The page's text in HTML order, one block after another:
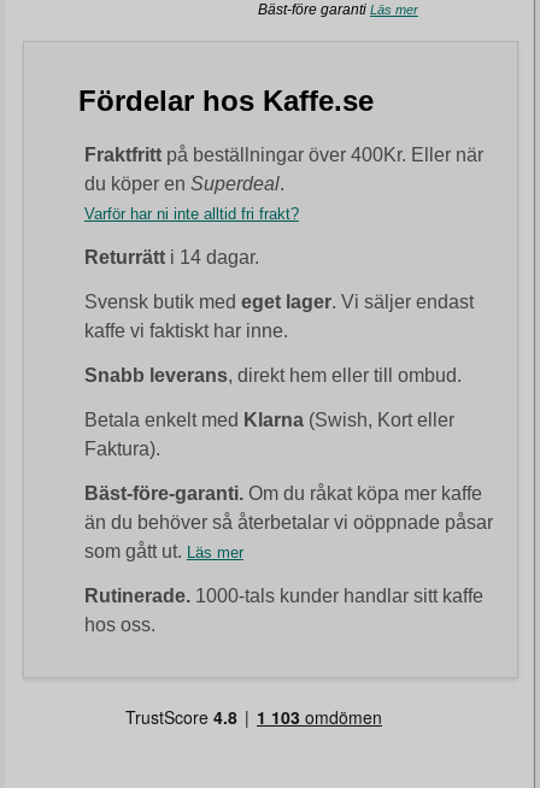
Bäst-före garanti Läs mer
Fördelar hos Kaffe.se
Fraktfrittpå beställningar över 400Kr. Eller när
du köper en Superdeal.
Varför har ni inte alltid fri frakt?
Returrätti 14 dagar.
Svensk butik med eget lager. Vi säljer endast
kaffe vi faktiskt har inne.
Snabb leverans, direkt hem eller till ombud.
Betala enkelt med Klarna(Swish, Kort eller
Faktura).
Bäst-före-garanti.Om du råkat köpa mer kaffe
än du behöver så återbetalar vi oöppnade påsar
som gått ut.
Läs mer
Rutinerade.1000-tals kunder handlar sitt kaffe
hos oss.